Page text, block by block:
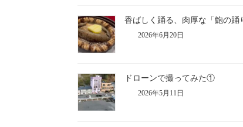
香ばしく踊る、肉厚な「鮑の踊
2026年6月20日
ドローンで撮ってみた①
2026年5月11日